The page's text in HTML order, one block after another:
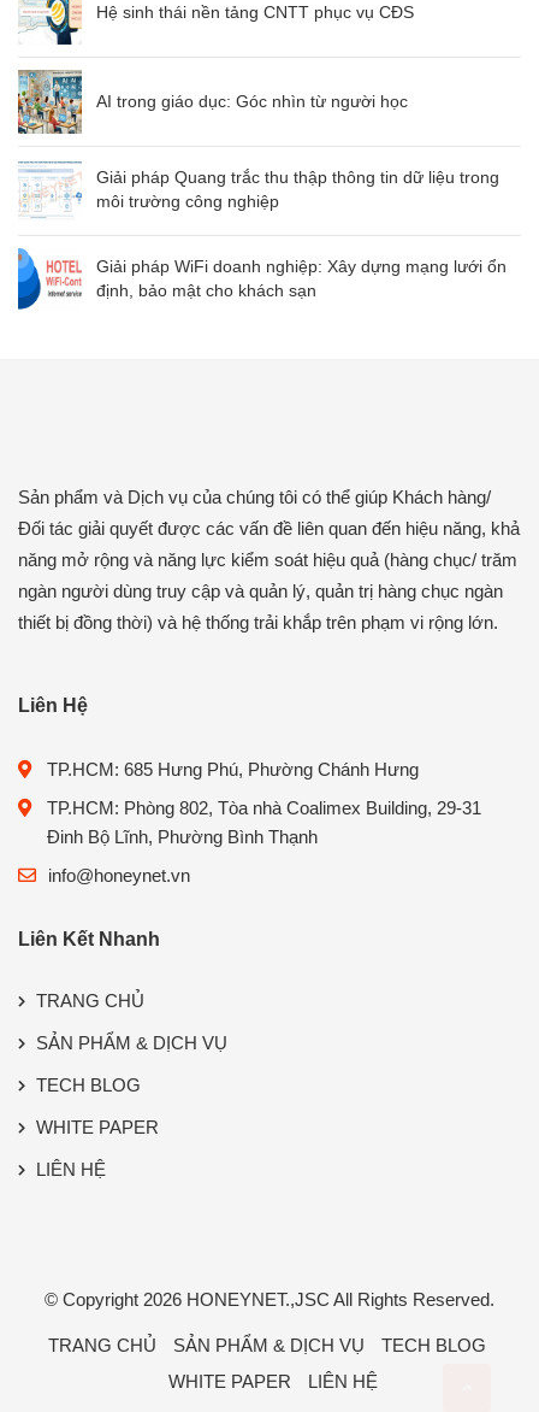
Hệ sinh thái nền tảng CNTT phục vụ CĐS
AI trong giáo dục: Góc nhìn từ người học
Giải pháp Quang trắc thu thập thông tin dữ liệu trong
môi trường công nghiệp
Giải pháp WiFi doanh nghiệp: Xây dựng mạng lưới ổn
định, bảo mật cho khách sạn
Sản phẩm và Dịch vụ của chúng tôi có thể giúp Khách hàng/
Đối tác giải quyết được các vấn đề liên quan đến hiệu năng, khả
năng mở rộng và năng lực kiểm soát hiệu quả (hàng chục/ trăm
ngàn người dùng truy cập và quản lý, quản trị hàng chục ngàn
thiết bị đồng thời) và hệ thống trải khắp trên phạm vi rộng lớn.
Liên Hệ
TP.HCM: 685 Hưng Phú, Phường Chánh Hưng
TP.HCM: Phòng 802, Tòa nhà Coalimex Building, 29-31
Đinh Bộ Lĩnh, Phường Bình Thạnh
info@honeynet.vn
Liên Kết Nhanh
TRANG CHỦ
SẢN PHẨM & DỊCH VỤ
TECH BLOG
WHITE PAPER
LIÊN HỆ
© Copyright 2026 HONEYNET.,JSC All Rights Reserved.
TRANG CHỦ SẢN PHẨM & DỊCH VỤ
TECH BLOG
WHITE PAPER
LIÊN HỆ